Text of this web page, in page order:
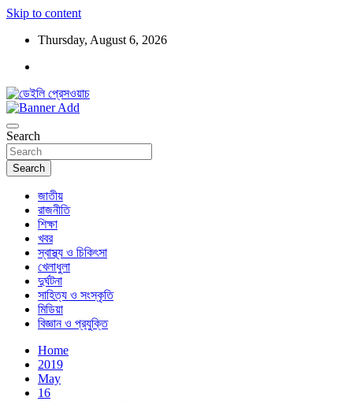
Skip to content
Thursday, August 6, 2026
ডেইলি প্রেসওয়াচ
Search
Search
জাতীয়
রাজনীতি
শিক্ষা
খবর
স্বাস্থ্য ও চিকিৎসা
খেলাধুলা
দুর্ঘটনা
সাহিত্য ও সংস্কৃতি
মিডিয়া
বিজ্ঞান ও প্রযুক্তি
Home
2019
May
16